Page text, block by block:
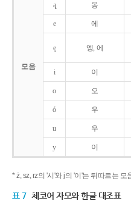
모음
ą̨ 옹
e 에
ę 엥, 에
i 이
o 오
ó 우
u 우
y 이
* ż, sz, rz의 '시'와 j의 '이'는 뒤따르는
표 7 체코어 자모와 한글 대조표